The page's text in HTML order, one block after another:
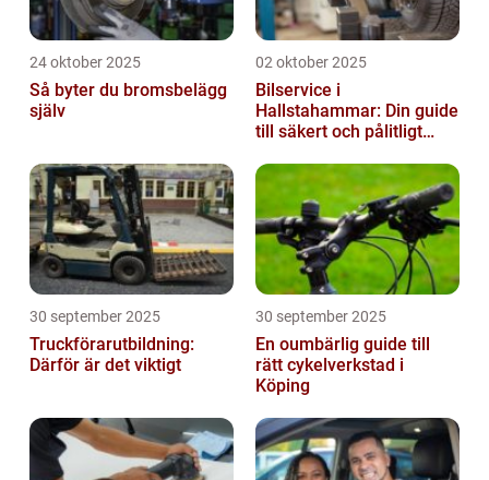
24 oktober 2025
Så byter du bromsbelägg
själv
02 oktober 2025
Bilservice i
Hallstahammar: Din guide
till säkert och pålitligt
30 september 2025
Truckförarutbildning:
Därför är det viktigt
30 september 2025
En oumbärlig guide till
rätt cykelverkstad i
Köping